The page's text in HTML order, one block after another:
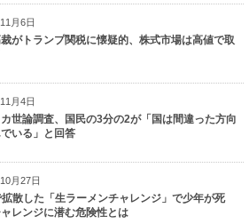
月6日
がトランプ関税に懐疑的、株式市場は高値で取
月4日
世論調査、国民の3分の2が「国は間違った方向
いる」と回答
月27日
散した「生ラーメンチャレンジ」で少年が死
レンジに潜む危険性とは